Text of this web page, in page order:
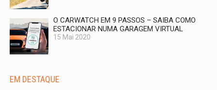
O CARWATCH EM 9 PASSOS – SAIBA COMO
ESTACIONAR NUMA GARAGEM VIRTUAL
15 Mai 2020
EM DESTAQUE